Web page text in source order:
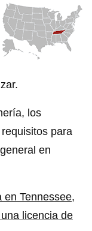
los
para
en
Tennessee,
licencia de